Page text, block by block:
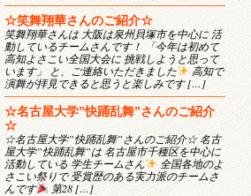
☆笑舞翔華さんのご紹介☆
笑舞翔華さんは 大阪は泉州貝塚市を中心に 活
動しているチームさんです！ 「今年は初めて
高知よさこい全国大会に 挑戦しようと思って
います」 と、ご連絡いただきました
高知で
演舞が拝見できると思うと楽しみです […]
☆名古屋大学”快踊乱舞”さんのご紹介
☆
☆名古屋大学”快踊乱舞”さんのご紹介☆ 名古
屋大学”快踊乱舞”は 名古屋市千種区を中心に
活動している 学生チームさん
全国各地のよ
さこい祭りで 受賞歴のある実力派のチームさ
んです
第28 […]